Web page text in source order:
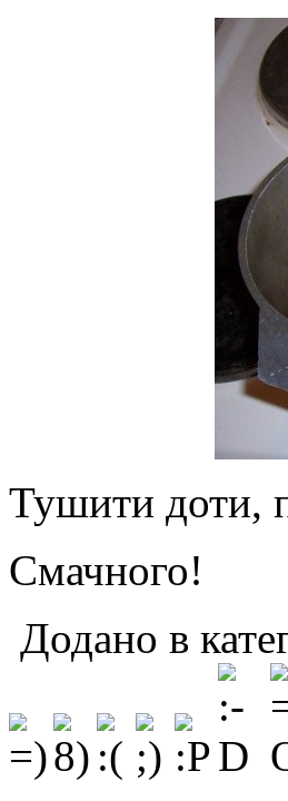
Тушити доти,
Смачного!
Додано в